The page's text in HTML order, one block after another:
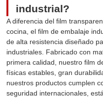
industrial?
A diferencia del film
cocina, el film de embalaje
de alta resistencia diseñado
industriales. Fabricado con
primera calidad, nuestro film
físicas estables, gran
nuestros productos cumplen
seguridad internacionales,